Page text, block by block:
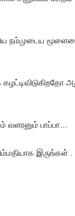
நம்முடைய
வளரனும் பாப்பா…
இருங்கள் .